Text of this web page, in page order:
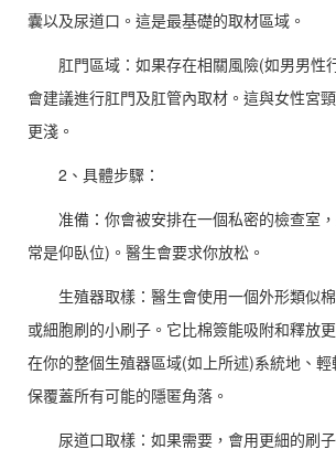
囊以及尿道口。這是最基礎的取材區域。
肛門區域：如果存在相關風險(如男男性
會建議進行肛門及肛管內取材。這與女性宮
更淺。
2、具體步驟：
准備：你會被安排在一個私密的檢查室，
常是仰臥位)。醫生會要求你放松。
生殖器取樣：醫生會使用一個外形類似
或細胞刷的小刷子。它比棉簽能吸附和釋放
在你的整個生殖器區域(如上所述)系統地、
保覆蓋所有可能的隱匿角落。
尿道口取樣：如果需要，會用更細的刷